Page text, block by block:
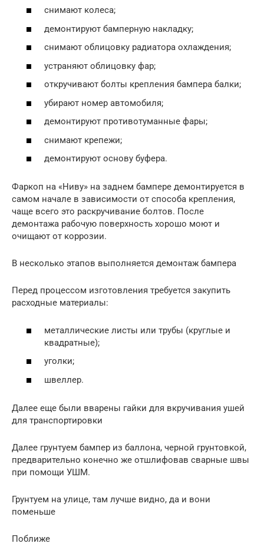
снимают колеса;
демонтируют бамперную накладку;
снимают облицовку радиатора охлаждения;
устраняют облицовку фар;
откручивают болты крепления бампера балки;
убирают номер автомобиля;
демонтируют противотуманные фары;
снимают крепежи;
демонтируют основу буфера.
Фаркоп на «Ниву» на заднем бампере демонтируется в
самом начале в зависимости от способа крепления,
чаще всего это раскручивание болтов. После
демонтажа рабочую поверхность хорошо моют и
очищают от коррозии.
В несколько этапов выполняется демонтаж бампера
Перед процессом изготовления требуется закупить
расходные материалы:
металлические листы или трубы (круглые и
квадратные);
уголки;
швеллер.
Далее еще были вварены гайки для вкручивания ушей
для транспортировки
Далее грунтуем бампер из баллона, черной грунтовкой,
предварительно конечно же отшлифовав сварные швы
при помощи УШМ.
Грунтуем на улице, там лучше видно, да и вони
поменьше
Поближе